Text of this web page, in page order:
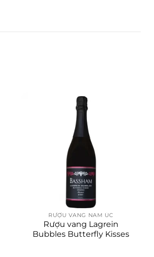
RƯỢU VANG NAM ÚC
Rượu vang Lagrein
Bubbles Butterfly Kisses